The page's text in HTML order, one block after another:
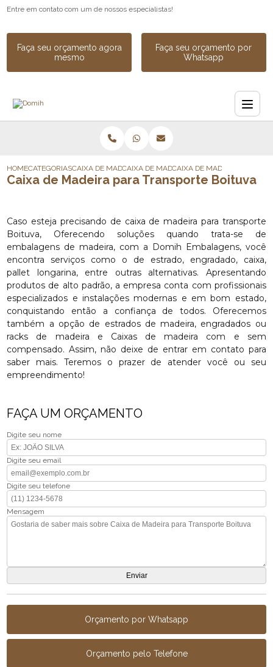
Entre em contato com um de nossos especialistas!
Faça seu orçamento agora
mesmo
Faça seu orçamento por
Whatsapp
HOMECATEGORIASCAIXA DE MADEIRACAIXA DE MADEIRA SOB MEDIDA
CAIXA DE MADEIRA PARA
Caixa de Madeira para Transporte Boituva
Caso esteja precisando de caixa de madeira para transporte
Boituva, Oferecendo soluções quando trata-se de
embalagens de madeira, com a Domih Embalagens, você
encontra serviços como o de estrado, engradado, caixa,
pallet longarina, entre outras alternativas. Apresentando
produtos de alto padrão, a empresa conta com profissionais
especializados e instalações modernas e em bom estado,
conquistando então a confiança de todos. Oferecemos
também a opção de estrados de madeira, engradados ou
racks de madeira e Caixas de madeira com e sem
compensado. Assim, não deixe de entrar em contato para
saber mais. Teremos o prazer de atender você ou seu
empreendimento!
FAÇA UM ORÇAMENTO
Digite seu nome
Digite seu email
Digite seu telefone
Mensagem
Orçamento por Whatsapp
Orçamento pelo Telefone